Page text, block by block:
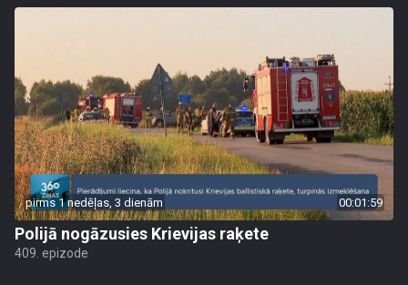
pirms 1 nedēļas, 3 dienām 00:01:59
Polijā nogāzusies Krievijas raķete
409. epizode